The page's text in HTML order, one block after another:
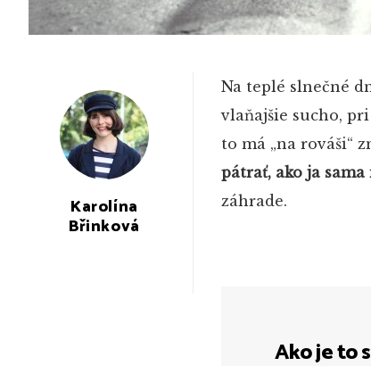
Karolína
Břinková
Na teplé slnečné
vlaňajšie sucho,
to má „na rováši“
pátrať, ako ja
záhrade.
Ako je to